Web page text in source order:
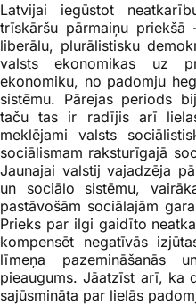
Latvijai iegūstot
trīskāršu pārmaiņu
liberālu, plurālistisku
valsts ekonomikas uz
ekonomiku, no padomju
sistēmu. Pārejas periods
taču tas ir radījis arī
meklējami valsts
sociālismam raksturīgajā
Jaunajai valstij vajadzēja
un sociālo sistēmu,
pastāvošām sociālajām
Prieks par ilgi gaidīto
kompensēt negatīvās
līmeņa pazemināšanās
pieaugums. Jāatzīst arī, ka
sajūsmināta par lielās